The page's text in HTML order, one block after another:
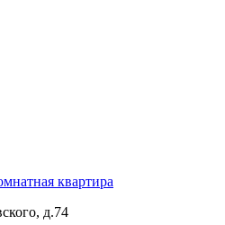
квартира
д.74